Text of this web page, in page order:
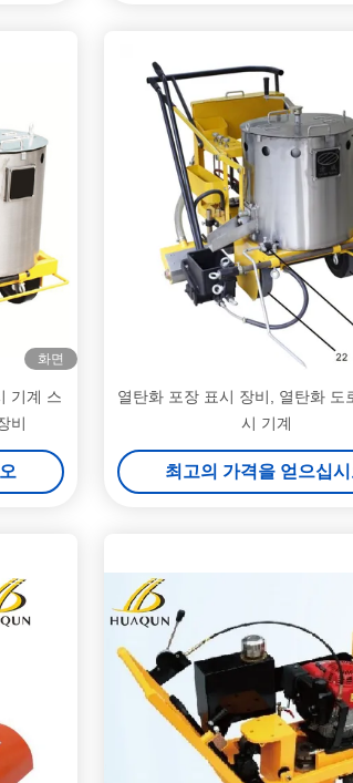
화면
기계 스
비
열탄화 포장 표시 장비, 열탄화 도
시 기계
최고의 가격을 얻으십